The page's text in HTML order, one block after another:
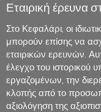
Εταιρική έρευνα
Στο Κεφαλάρι, οι
μπορούν επίσης να
εταιρικών ερευνών.
έλεγχο του ιστορικού
εργαζομένων, την
κλοπής από το
αξιολόγηση της